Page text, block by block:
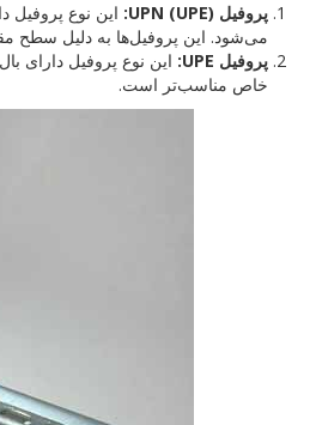
پروفیل UPN (UPE):
این نوع
می‌شود. این پروفیل‌ها به دلیل سطح
پروفیل UPE:
این نوع پروفیل دارای
خاص مناسب‌تر است.